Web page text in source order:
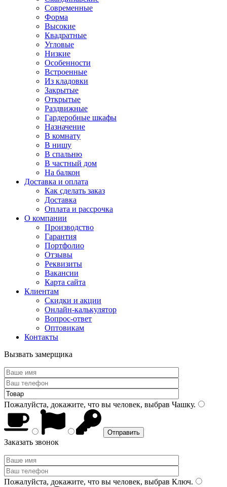
Современные
Форма
Высокие
Квадратные
Угловые
Низкие
Особенности
Встроенные
Из кладовки
Закрытые
Открытые
Раздвижные
Гардеробные шкафы
Назначение
В комнату
В нишу
В спальню
В частный дом
На балкон
Доставка и оплата
Как сделать заказ
Доставка
Оплата и рассрочка
О компании
Производство
Гарантия
Портфолио
Отзывы
Реквизиты
Вакансии
Карта сайта
Клиентам
Скидки и акции
Онлайн-калькулятор
Вопрос-ответ
Оптовикам
Контакты
Вызвать замерщика
Пожалуйста, докажите, что вы человек, выбрав Чашку.
Заказать звонок
Пожалуйста, докажите, что вы человек, выбрав Ключ.